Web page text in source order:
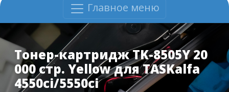
Главное меню
Тонер-картридж TK-8505Y 20
000 стр. Yellow для TASKalfa
4550ci/5550ci